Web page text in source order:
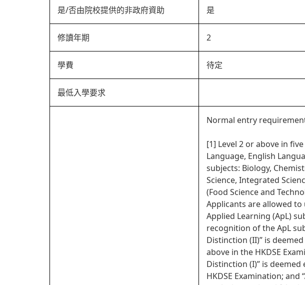
是/否由院校提供的非政府資助 是
修讀年期 2
學費 待定
最低入學要求
Normal entry
[1] Level 2 or above in
Language, English
subjects: Biology,
Science, Integrated
(Food Science and
Applicants are allowed
Applied Learning (ApL)
recognition of the ApL
Distinction (II)” is
above in the HKDSE
Distinction (I)” is
HKDSE Examination; and